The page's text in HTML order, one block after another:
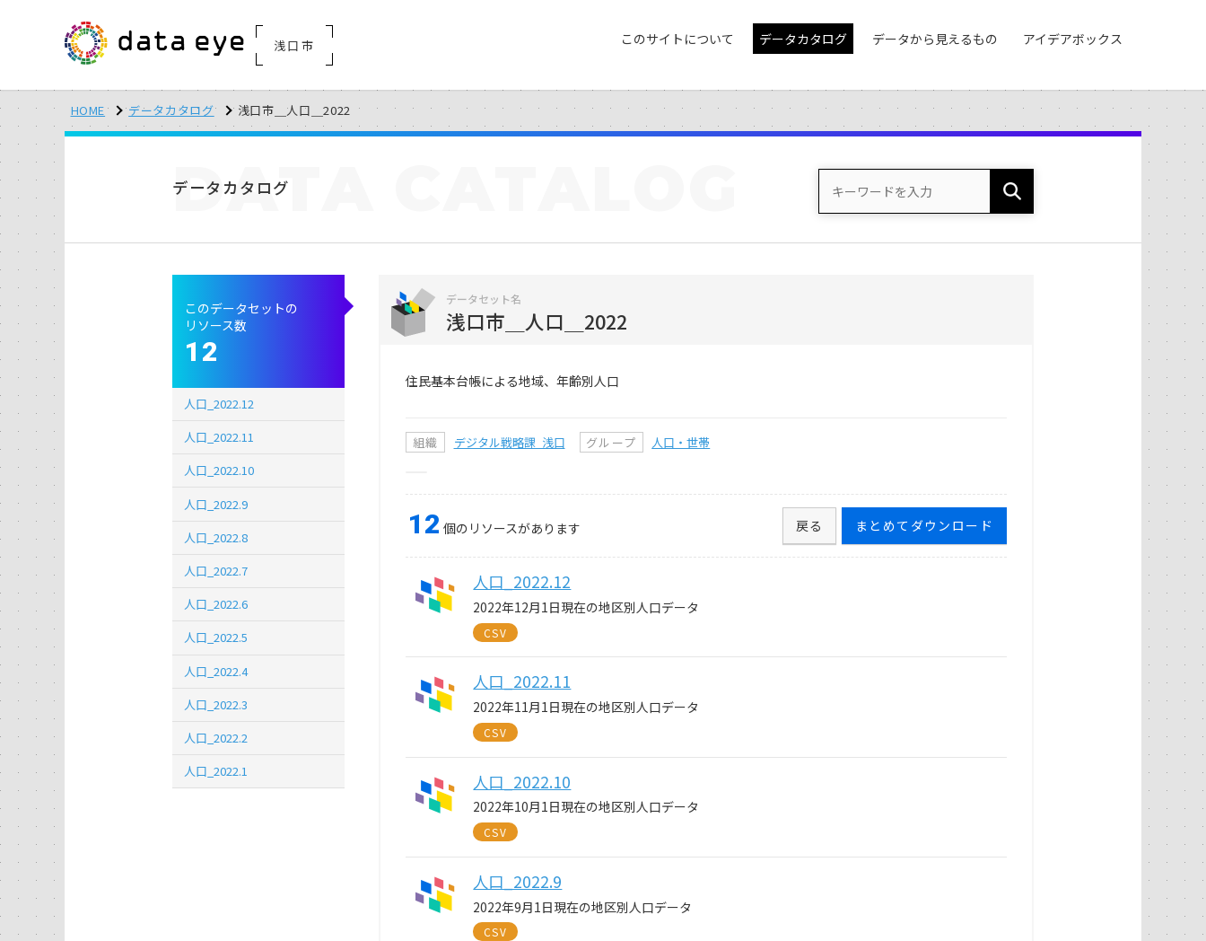
浅口市 このサイトについて データカタログ データから見えるもの アイデアボックス
HOME データカタログ 浅口市＿人口＿2022
データカタログ
DATA
データセット名
浅口市＿人口＿2022
住民基本台帳による地域、年齢別人口
組織 デジタル戦略課_浅口 グループ 人口・世帯
12 個のリソースがあります まとめてダウンロード
戻る
人口_2022.12
2022年12月1日現在の地区別人口データ
CSV
人口_2022.11
2022年11月1日現在の地区別人口データ
CSV
人口_2022.10
2022年10月1日現在の地区別人口データ
CSV
人口_2022.9
2022年9月1日現在の地区別人口データ
CSV
このデータセットの
リソース数
12
人口_2022.12
人口_2022.11
人口_2022.10
人口_2022.9
人口_2022.8
人口_2022.7
人口_2022.6
人口_2022.5
人口_2022.4
人口_2022.3
人口_2022.2
人口_2022.1